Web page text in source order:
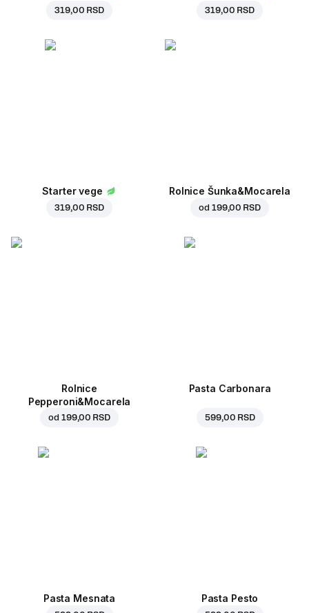
319,00 RSD 319,00 RSD
Starter vege
319,00 RSD
Rolnice Šunka&Mocarela
od 199,00 RSD
Rolnice
Pepperoni&Mocarela
od 199,00 RSD
Pasta Carbonara
599,00 RSD
Pasta Mesnata Pasta Pesto